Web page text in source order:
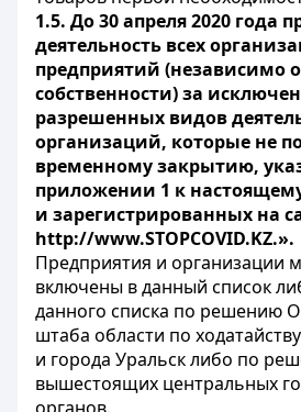
1.5. До 30 апреля 2020 года
деятельность всех
предприятий (независимо
собственности) за
разрешенных видов
организаций, которые не
временному закрытию,
приложении 1 к
и зарегистрированных на
http://www.STOPCOVID.KZ.».
Предприятия и организации
включены в данный список
данного списка по решению
штаба области по
и города Уральск либо по
вышестоящих центральных